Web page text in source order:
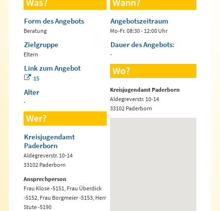
Form des Angebots
Beratung
Zielgruppe
Eltern
Link zum Angebot
15
Alter
-
Wer?
Kreisjugendamt
Paderborn
Aldegreverstr. 10-14
33102 Paderborn
Ansprechperson
Frau Klose -5151, Frau Überdick
-5152, Frau Borgmeier -5153, Herr
Stute -5190
Angebotszeitraum
Mo-Fr. 08:30 - 12:00 Uhr
Dauer des Angebots:
-
Wo?
Kreisjugendamt Paderborn
Aldegreverstr. 10-14
33102 Paderborn